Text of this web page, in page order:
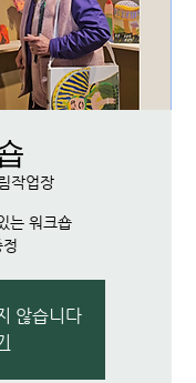
작업장
는 워크숍
않습니다